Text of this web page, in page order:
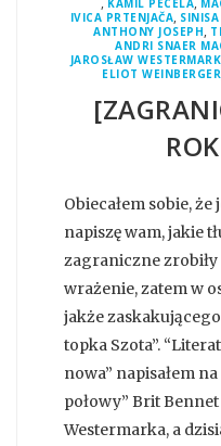
KAMIL PECELA
IVICA PRTENJAČA,
ANTHONY JOSEPH,
ANDRI SNAER
JAROSŁAW WESTERMARK
ELIOT WEINBERGER
Obiecałem sobie,
napiszę wam, jakie
zagraniczne
wrażenie, zatem w
jakże
topka Szota”.
nowa” napisałem
połowy” Brit
Westermarka, a